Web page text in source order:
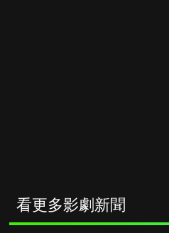
看更多影劇新聞